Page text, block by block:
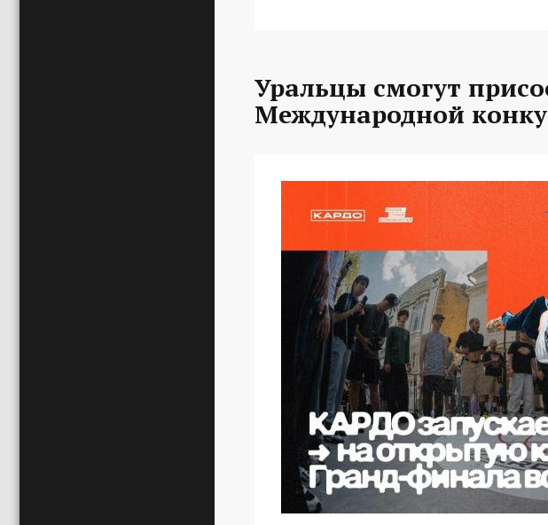
Уральцы смогут
Международной